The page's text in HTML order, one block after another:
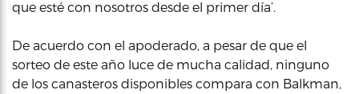
que esté con nosotros desde el primer día’.
De acuerdo con el apoderado, a pesar de que el
sorteo de este año luce de mucha calidad, ninguno
de los canasteros disponibles compara con Balkman,